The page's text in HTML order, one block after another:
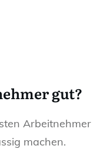
gut?
Arbeitnehmer
machen.